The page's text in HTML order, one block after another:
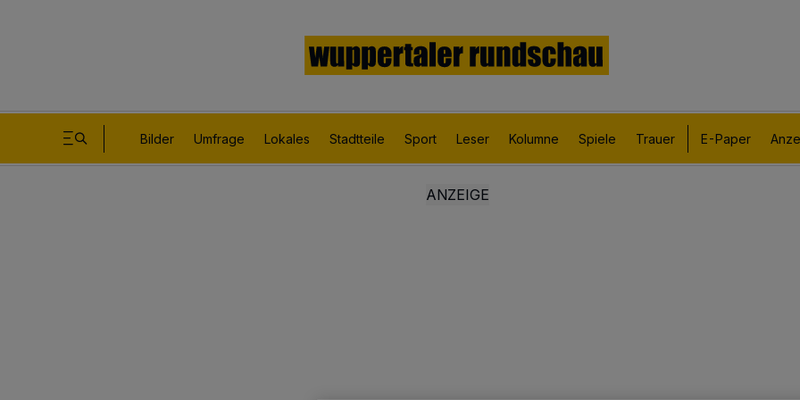
Bilder Umfrage Lokales Stadtteile Sport Leser Kolumne Spiele Trauer E-Paper